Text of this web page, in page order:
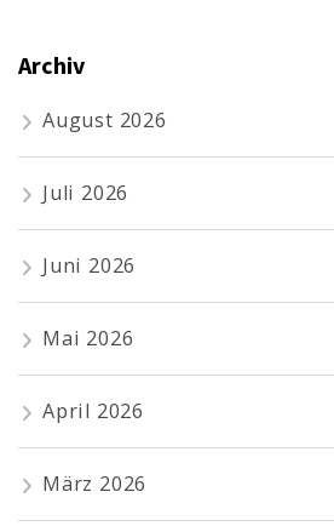
Archiv
August 2026
Juli 2026
Juni 2026
Mai 2026
April 2026
März 2026